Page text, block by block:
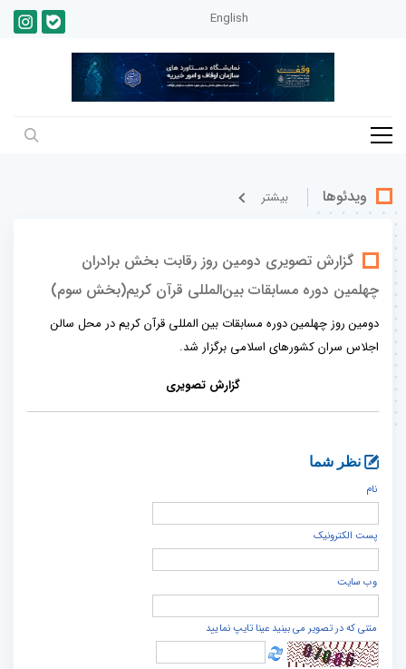
English
ویدئوها بيشتر
گزارش تصویری دومین روز رقابت بخش برادران
چهلمین دوره مسابقات بین‌المللی قرآن کریم(بخش سوم)
دومین روز چهلمین دوره مسابقات بین المللی قرآن کریم در محل سالن
اجلاس سران کشورهای اسلامی برگزار شد.
گزارش تصویری
نظر شما
نام
پست الكترونيک
وب سایت
متنی که در تصویر می بینید عینا تایپ نمایید